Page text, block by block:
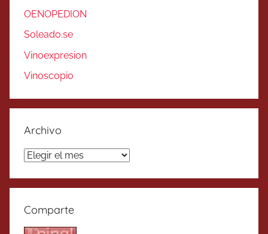
OENOPEDION
Soleado.se
Vinoexpresion
Vinoscopio
Archivo
Archivo
Comparte